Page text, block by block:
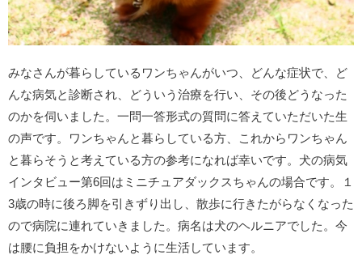
みなさんが暮らしているワンちゃんがいつ、どんな症状で、ど
んな病気と診断され、どういう治療を行い、その後どうなった
のかを伺いました。一問一答形式の質問に答えていただいた生
の声です。ワンちゃんと暮らしている方、これからワンちゃん
と暮らそうと考えている方の参考になれば幸いです。犬の病気
インタビュー第6回はミニチュアダックスちゃんの場合です。１
3歳の時に後ろ脚を引きずり出し、散歩に行きたがらなくなった
ので病院に連れていきました。病名は犬のヘルニアでした。今
は腰に負担をかけないように生活しています。